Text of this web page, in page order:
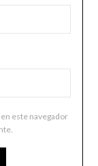
este navegador